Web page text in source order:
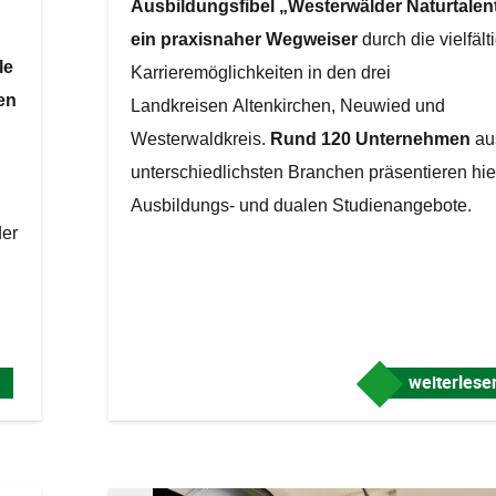
Ausbildungsfibel „Westerwälder
ein praxisnaher Wegweiser durch die
Karrieremöglichkeiten in den drei
Landkreisen Altenkirchen, Neuwied und
Westerwaldkreis. Rund 120 Unternehmen
unterschiedlichsten Branchen präsentieren
Ausbildungs- und dualen Studienangebote.